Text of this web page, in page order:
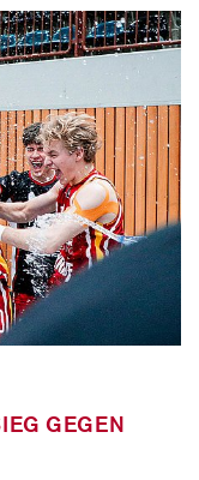
GEGEN